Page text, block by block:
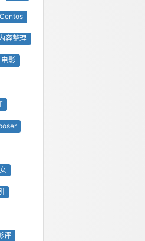
Centos
容整理
电影
评